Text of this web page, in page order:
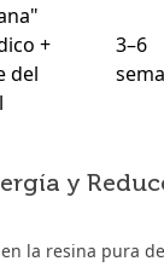
+
del
3–6
y
la resina pura de